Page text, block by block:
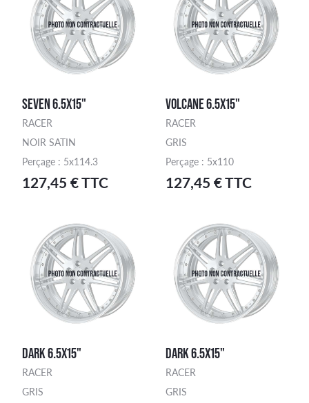
SEVEN 6.5X15"
RACER
NOIR SATIN
Perçage : 5x114.3
127,45 € TTC
VOLCANE 6.5X15"
RACER
GRIS
Perçage : 5x110
127,45 € TTC
DARK 6.5X15"
RACER
GRIS
DARK 6.5X15"
RACER
GRIS